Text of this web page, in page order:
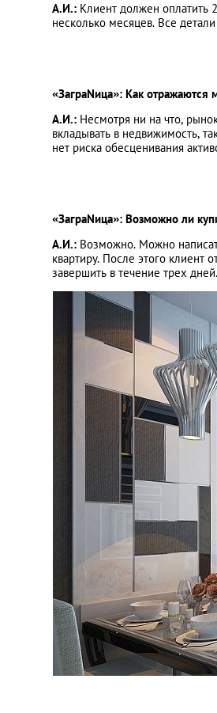
А.И.: Клиент должен оплатить
несколько месяцев. Все
«ЗаграNица»: Как
А.И.: Несмотря ни на что,
вкладывать в недвижимость,
нет риска обесценивания
«ЗаграNица»: Возможно ли
А.И.: Возможно. Можно
квартиру. После этого
завершить в течение трех дней.